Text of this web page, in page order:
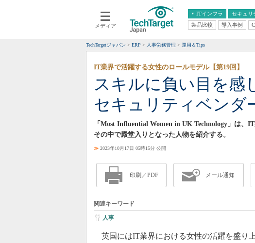
メディア
ITインフラ
クラウド
スマートモバイル
ネットワーク
システム運用管理
セキュリ
エンタープライズAI
ERP
CX
情報系システム
製品比較 導入事例
TechTargetジャパン ERP 人事労務管理 運用＆Tips
スキルに負い目を
セキュリティベンダ
IT業界で活躍する女性のロールモデル【第19回】
「Most Influential Women in UK Technology」は、
その中で殿堂入りとなった人物を紹介する。
≫ 2023年10月17日 05時15分 公開
印刷／PDF メール通知
関連キーワード
人事
英国にはIT業界における女性の活躍を盛り